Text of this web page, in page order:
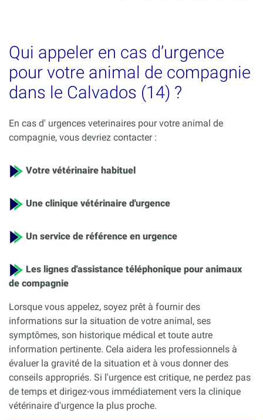
Qui appeler en cas d’urgence
pour votre animal de compagnie
dans le Calvados (14) ?
En cas d' urgences veterinaires pour votre animal de
compagnie, vous devriez contacter :
Votre vétérinaire habituel
Une clinique vétérinaire d'urgence
Un service de référence en urgence
Les lignes d'assistance téléphonique pour animaux
de compagnie
Lorsque vous appelez, soyez prêt à fournir des
informations sur la situation de votre animal, ses
symptômes, son historique médical et toute autre
information pertinente. Cela aidera les professionnels à
évaluer la gravité de la situation et à vous donner des
conseils appropriés. Si l'urgence est critique, ne perdez pas
de temps et dirigez-vous immédiatement vers la clinique
vétérinaire d'urgence la plus proche.